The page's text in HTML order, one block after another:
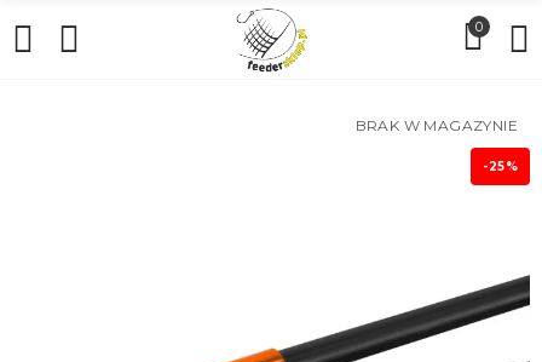
0
BRAK W MAGAZYNIE
-25%